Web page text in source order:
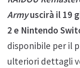
Armyuscirà il 19
2 e Nintendo
disponibile per il
ulteriori dettagli